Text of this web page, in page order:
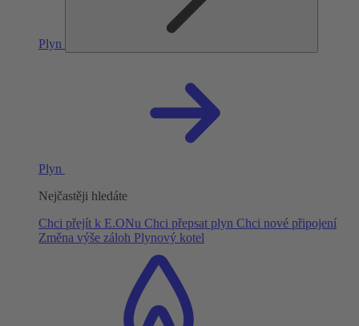
Plyn
Plyn
Nejčastěji hledáte
Chci přejít k E.ONu Chci přepsat plyn Chci nové připojení
Změna výše záloh Plynový kotel